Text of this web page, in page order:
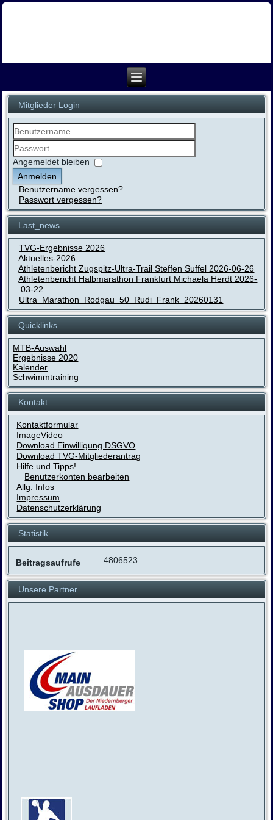
Mitglieder Login
Benutzername
Passwort
Angemeldet bleiben
Anmelden
Benutzername vergessen?
Passwort vergessen?
Last_news
TVG-Ergebnisse 2026
Aktuelles-2026
Athletenbericht Zugspitz-Ultra-Trail Steffen Suffel 2026-06-26
Athletenbericht Halbmarathon Frankfurt Michaela Herdt 2026-
03-22
Ultra_Marathon_Rodgau_50_Rudi_Frank_20260131
Quicklinks
MTB-Auswahl
Ergebnisse 2020
Kalender
Schwimmtraining
Kontakt
Kontaktformular
ImageVideo
Download Einwilligung DSGVO
Download TVG-Mitgliederantrag
Hilfe und Tipps!
Benutzerkonten bearbeiten
Allg. Infos
Impressum
Datenschutzerklärung
Statistik
Beitragsaufrufe 4806523
Unsere Partner